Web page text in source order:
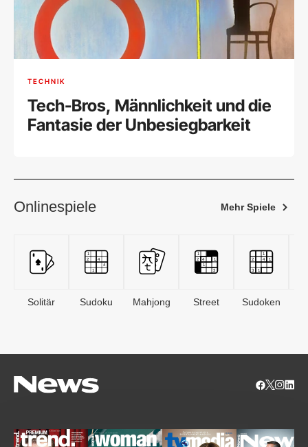
TECHNIK
Tech-Bros, Männlichkeit und die
Fantasie der Unbesiegbarkeit
Onlinespiele Mehr Spiele
Solitär Sudoku Mahjong Street Sudoken